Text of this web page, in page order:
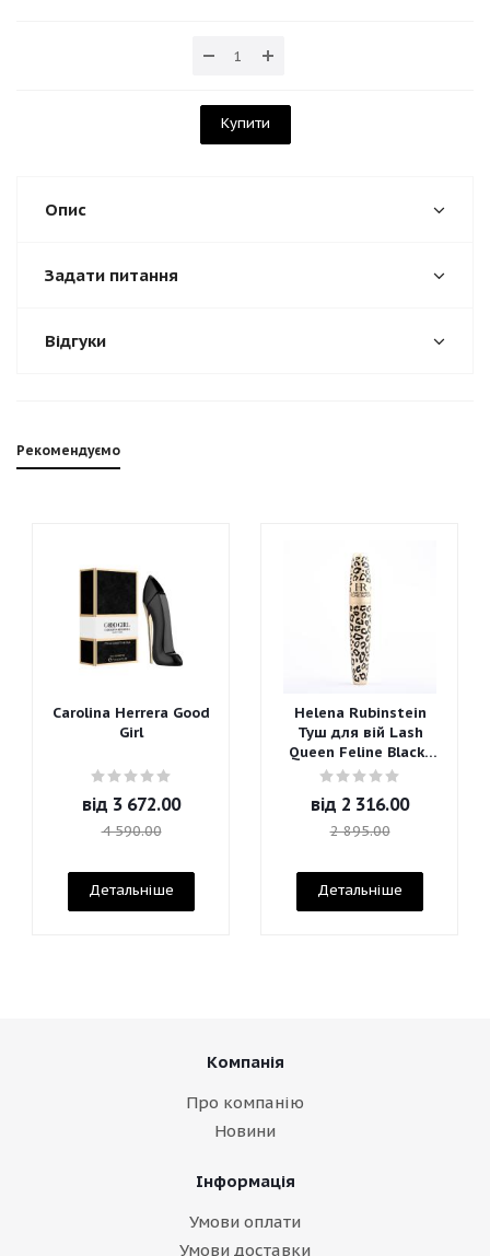
Купити
Опис
Задати питання
Відгуки
Рекомендуємо
Carolina Herrera Good
Girl
від 3 672.00
4 590.00
Детальніше
Helena Rubinstein
Туш для вій Lash
Queen Feline Blacks
Mascara
від 2 316.00
2 895.00
Детальніше
Компанія
Про компанію
Новини
Інформація
Умови оплати
Умови доставки